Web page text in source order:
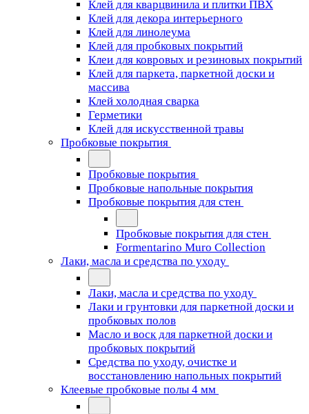
Клей для кварцвинила и плитки ПВХ
Клей для декора интерьерного
Клей для линолеума
Клей для пробковых покрытий
Клеи для ковровых и резиновых покрытий
Клей для паркета, паркетной доски и
массива
Клей холодная сварка
Герметики
Клей для искусственной травы
Пробковые покрытия
Пробковые покрытия
Пробковые напольные покрытия
Пробковые покрытия для стен
Пробковые покрытия для стен
Formentarino Muro Collection
Лаки, масла и средства по уходу
Лаки, масла и средства по уходу
Лаки и грунтовки для паркетной доски и
пробковых полов
Масло и воск для паркетной доски и
пробковых покрытий
Средства по уходу, очистке и
восстановлению напольных покрытий
Клеевые пробковые полы 4 мм